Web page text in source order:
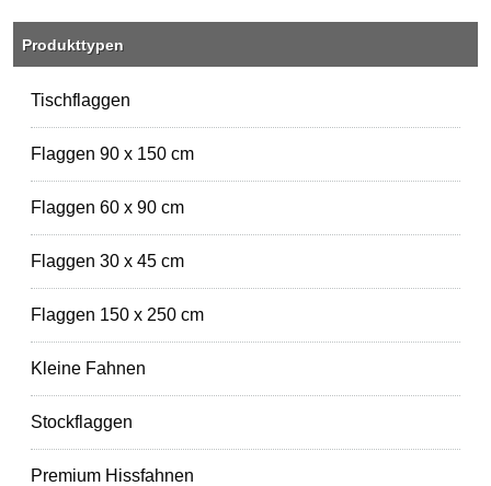
Produkttypen
Tischflaggen
Flaggen 90 x 150 cm
Flaggen 60 x 90 cm
Flaggen 30 x 45 cm
Flaggen 150 x 250 cm
Kleine Fahnen
Stockflaggen
Premium Hissfahnen